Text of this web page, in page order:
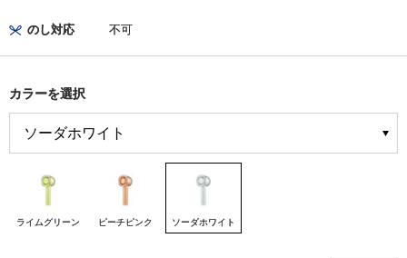
のし対応 不可
カラーを選択
ライムグリーン ピーチピンク ソーダホワイト